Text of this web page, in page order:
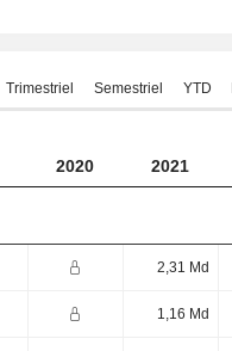
Trimestriel Semestriel YTD
2020 2021
2,31 Md
1,16 Md